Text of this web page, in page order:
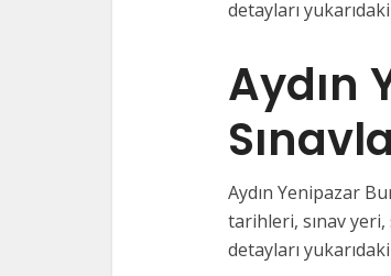
detayları
Aydın
Aydın Yenipazar
tarihleri, sınav
detayları